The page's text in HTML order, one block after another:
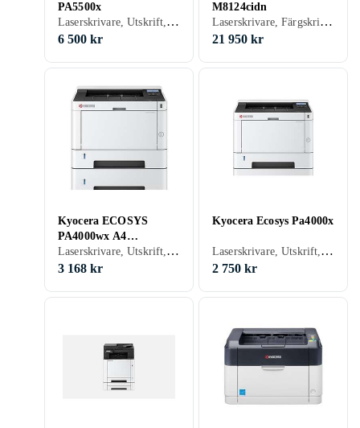
PA5500x
Laserskrivare, Utskrift, USB, RJ-45 (Ethernet), Parallellport, Wi-Fi
6 500 kr
M8124cidn
Laserskrivare, Färgskrivare, Utskrift, Skanna, Kopiering, Fax, USB, RJ-45 (Ethernet), NFC, Wi-Fi, Minneskortsläsare, Pekskärm, Scanna till e-post
21 950 kr
Kyocera ECOSYS
PA4000wx A4
Monolaserskrivare med
WiFi
Laserskrivare, Utskrift, USB, RJ-45 (Ethernet), Wi-Fi
3 168 kr
Kyocera Ecosys Pa4000x
Laserskrivare, Utskrift, Skanna, USB, RJ-45 (Ethernet), Wi-Fi
2 750 kr